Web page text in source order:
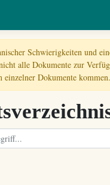
Schwierigkeiten und
alle Dokumente zur
Dokumente kommen.